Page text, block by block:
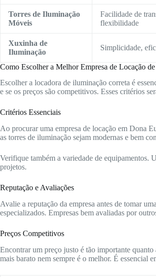
Torres de Iluminação
Móveis
Facilidade de
flexibilidade
Xuxinha de
Iluminação
Simplicidade,
Como Escolher a Melhor Empresa de Locação
Escolher a locadora de iluminação correta é
e se os preços são competitivos. Esses critérios
Critérios Essenciais
Ao procurar uma empresa de locação em Dona
as torres de iluminação sejam modernas e bem
Verifique também a variedade de equipamentos.
projetos.
Reputação e Avaliações
Avalie a reputação da empresa antes de tomar
especializados. Empresas bem avaliadas por
Preços Competitivos
Encontrar um preço justo é tão importante quanto
mais barato nem sempre é o melhor. É essencial